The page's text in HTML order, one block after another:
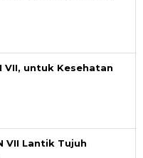
VII, untuk Kesehatan
VII Lantik Tujuh